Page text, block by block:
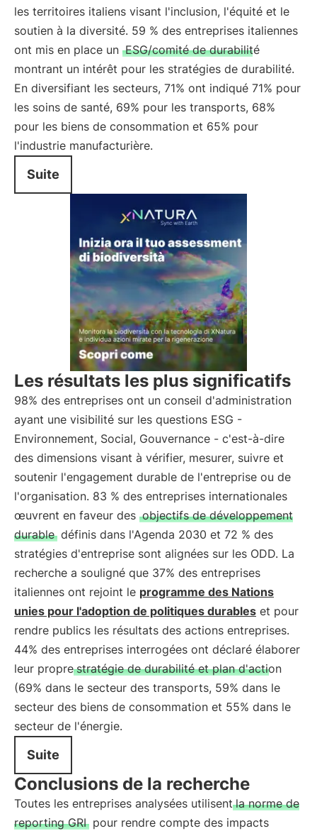
les territoires italiens visant l'inclusion, l'équité et le
soutien à la diversité. 59 % des entreprises italiennes
ont mis en place un ESG/comité de durabilité
montrant un intérêt pour les stratégies de durabilité.
En diversifiant les secteurs, 71% ont indiqué 71% pour
les soins de santé, 69% pour les transports, 68%
pour les biens de consommation et 65% pour
l'industrie manufacturière.
Suite
Les résultats les plus significatifs
98% des entreprises ont un conseil d'administration
ayant une visibilité sur les questions ESG -
Environnement, Social, Gouvernance - c'est-à-dire
des dimensions visant à vérifier, mesurer, suivre et
soutenir l'engagement durable de l'entreprise ou de
l'organisation. 83 % des entreprises internationales
œuvrent en faveur des objectifs de développement
durable définis dans l'Agenda 2030 et 72 % des
stratégies d'entreprise sont alignées sur les ODD. La
recherche a souligné que 37% des entreprises
italiennes ont rejoint le programme des Nations
unies pour l'adoption de politiques durables et pour
rendre publics les résultats des actions entreprises.
44% des entreprises interrogées ont déclaré élaborer
leur propre stratégie de durabilité et plan d'action
(69% dans le secteur des transports, 59% dans le
secteur des biens de consommation et 55% dans le
secteur de l'énergie.
Suite
Conclusions de la recherche
Toutes les entreprises analysées utilisent la norme de
reporting GRI pour rendre compte des impacts